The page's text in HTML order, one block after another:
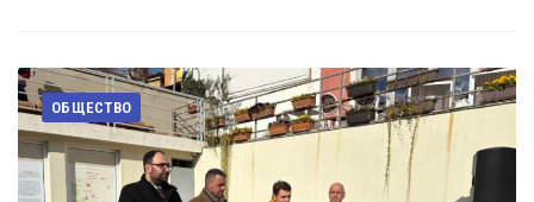
ОБЩЕСТВО